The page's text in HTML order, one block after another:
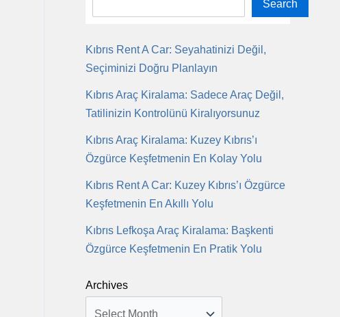
Search
Kıbrıs Rent A Car: Seyahatinizi Değil,
Seçiminizi Doğru Planlayın
Kıbrıs Araç Kiralama: Sadece Araç Değil,
Tatilinizin Kontrolünü Kiralıyorsunuz
Kıbrıs Araç Kiralama: Kuzey Kıbrıs’ı
Özgürce Keşfetmenin En Kolay Yolu
Kıbrıs Rent A Car: Kuzey Kıbrıs’ı Özgürce
Keşfetmenin En Akıllı Yolu
Kıbrıs Lefkoşa Araç Kiralama: Başkenti
Özgürce Keşfetmenin En Pratik Yolu
Archives